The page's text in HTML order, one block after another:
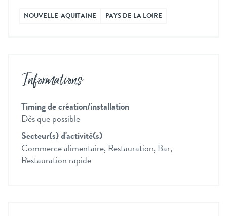
NOUVELLE-AQUITAINE PAYS DE LA LOIRE
Informations
Timing de création/installation
Dès que possible
Secteur(s) d'activité(s)
Commerce alimentaire, Restauration, Bar,
Restauration rapide